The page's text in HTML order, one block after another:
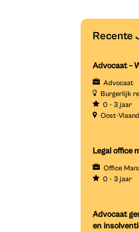
Recente
Advocaat –
Advocaat
Burgerlijk
0 - 3 jaar
Oost-
Legal office
Office
0 - 3 jaar
Advocaat
en